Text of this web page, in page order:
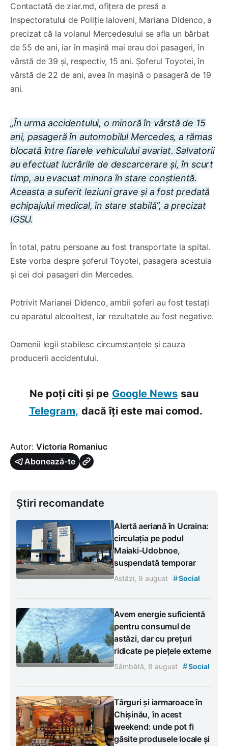
Contactată de ziar.md, ofițera de presă a
Inspectoratului de Poliție Ialoveni, Mariana Didenco, a
precizat că la volanul Mercedesului se afla un bărbat
de 55 de ani, iar în mașină mai erau doi pasageri, în
vârstă de 39 și, respectiv, 15 ani. Șoferul Toyotei, în
vârstă de 22 de ani, avea în mașină o pasageră de 19
ani.
„În urma accidentului, o minoră în vârstă de 15
ani, pasageră în automobilul Mercedes, a rămas
blocată între fiarele vehiculului avariat. Salvatorii
au efectuat lucrările de descarcerare și, în scurt
timp, au evacuat minora în stare conștientă.
Aceasta a suferit leziuni grave și a fost predată
echipajului medical, în stare stabilă”, a precizat
IGSU.
În total, patru persoane au fost transportate la spital.
Este vorba despre șoferul Toyotei, pasagera acestuia
și cei doi pasageri din Mercedes.
Potrivit Marianei Didenco, ambii șoferi au fost testați
cu aparatul alcooltest, iar rezultatele au fost negative.
Oamenii legii stabilesc circumstanțele și cauza
producerii accidentului.
Ne poți citi și pe Google News sau
Telegram, dacă îți este mai comod.
Autor: Victoria Romaniuc
Abonează-te
Știri recomandate
Alertă aeriană în Ucraina:
circulația pe podul
Maiaki-Udobnoe,
suspendată temporar
Astăzi, 9 august #Social
Avem energie suficientă
pentru consumul de
astăzi, dar cu prețuri
ridicate pe piețele externe
Sâmbătă, 8 august #Social
Târguri și iarmaroace în
Chișinău, în acest
weekend: unde pot fi
găsite produsele locale și